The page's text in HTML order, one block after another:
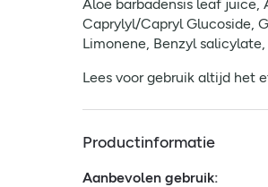
Aloe barbadensis leaf juice,
Caprylyl/Capryl Glucoside,
Limonene, Benzyl
Lees voor gebruik altijd het
Productinformatie
Aanbevolen gebruik: